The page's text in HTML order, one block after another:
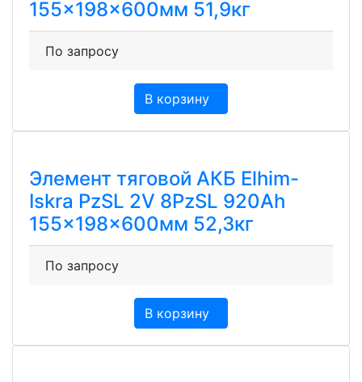
155x198x600мм 51,9кг
По запросу
В корзину
Элемент тяговой АКБ Elhim-
Iskra PzSL 2V 8PzSL 920Ah
155x198x600мм 52,3кг
По запросу
В корзину